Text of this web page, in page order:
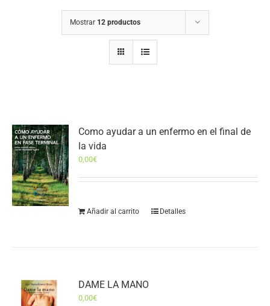
Mostrar 12 productos
Como ayudar a un enfermo en el final de
la vida
0,00€
Añadir al carrito Detalles
DAME LA MANO
0,00€